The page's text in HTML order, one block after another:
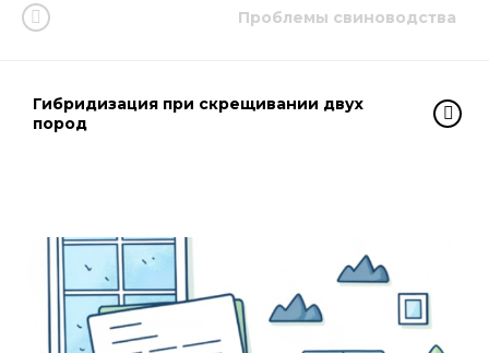
Проблемы свиноводства
Гибридизация при скрещивании двух
пород